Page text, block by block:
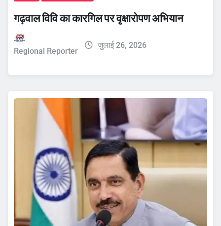
गढ़वाल विवि का कारगिल पर वृक्षारोपण अभियान
Regional Reporter
जुलाई 26, 2026